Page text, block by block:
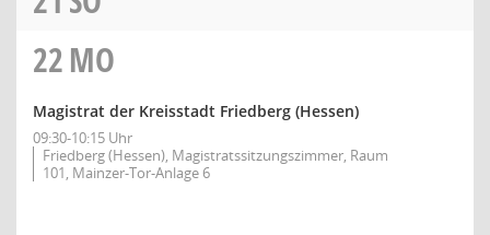
22MO
Magistrat der Kreisstadt Friedberg (Hessen)
09:30-10:15 Uhr
Friedberg (Hessen), Magistratssitzungszimmer, Raum
101, Mainzer-Tor-Anlage 6